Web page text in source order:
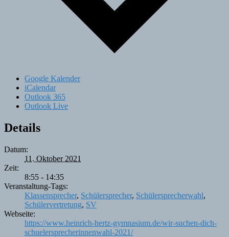
Google Kalender
iCalendar
Outlook 365
Outlook Live
Details
Datum:
11. Oktober 2021
Zeit:
8:55 - 14:35
Veranstaltung-Tags:
Klassensprecher, Schülersprecher, Schülersprecherwahl,
Schülervertretung, SV
Webseite:
https://www.heinrich-hertz-gymnasium.de/wir-suchen-dich-
schuelersprecherinnenwahl-2021/